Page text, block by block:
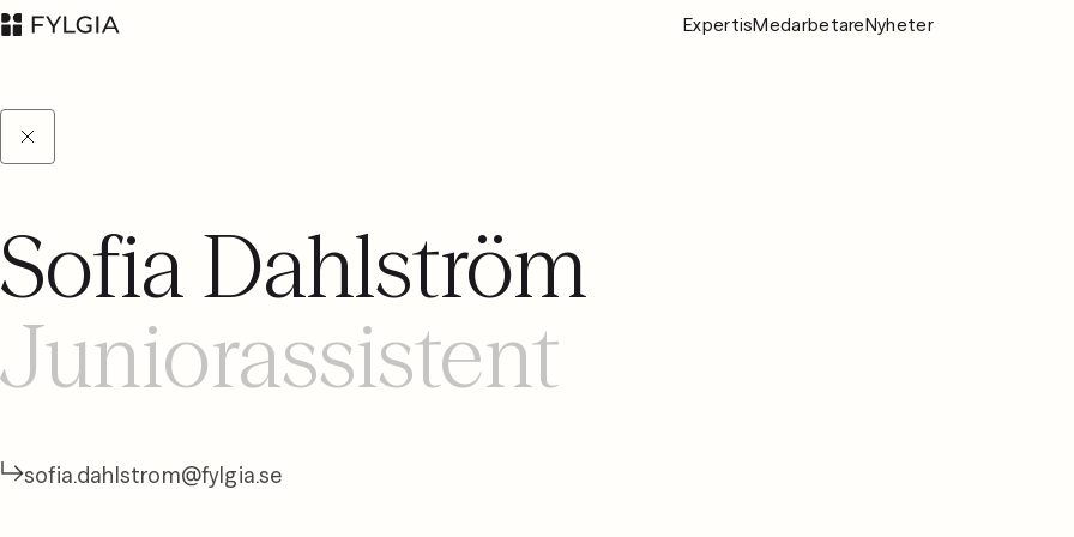
ExpertisMedarbetareNyheter
Advokatfirman Fylgia
Besöksadress:
Nybrogatan 11,
55555, 102 04
LinkedIn
Sofia Dahlström
Juniorassistent
sofia.dahlstrom@fylgia.se